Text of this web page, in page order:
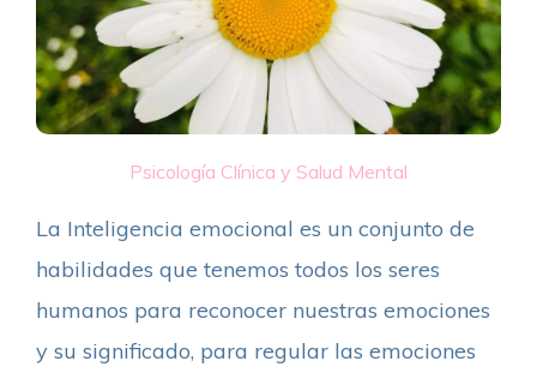
Psicología Clínica y Salud Mental
La Inteligencia emocional es un conjunto de
habilidades que tenemos todos los seres
humanos para reconocer nuestras emociones
y su significado, para regular las emociones